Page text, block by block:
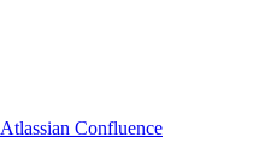
Atlassian Confluence